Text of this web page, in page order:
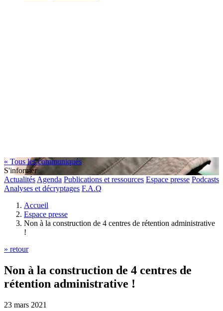
« Tous les communiqués
S'informer
Actualités Agenda Publications et ressources Espace presse Podcasts
Analyses et décryptages F.A.Q
Accueil
Espace presse
Non à la construction de 4 centres de rétention administrative
!
» retour
Non à la construction de 4 centres de
rétention administrative !
23 mars 2021